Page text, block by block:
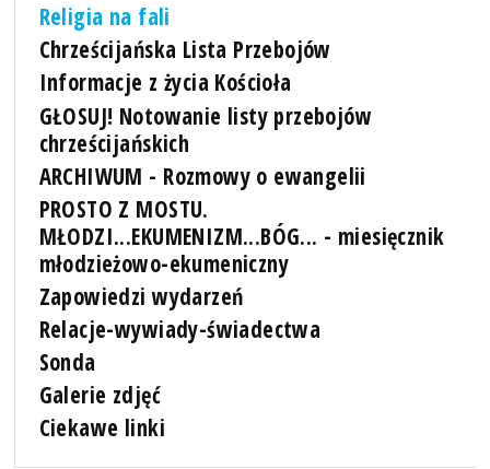
Religia na fali
Chrześcijańska Lista Przebojów
Informacje z życia Kościoła
GŁOSUJ! Notowanie listy przebojów
chrześcijańskich
ARCHIWUM - Rozmowy o ewangelii
PROSTO Z MOSTU.
MŁODZI...EKUMENIZM...BÓG... - miesięcznik
młodzieżowo-ekumeniczny
Zapowiedzi wydarzeń
Relacje-wywiady-świadectwa
Sonda
Galerie zdjęć
Ciekawe linki